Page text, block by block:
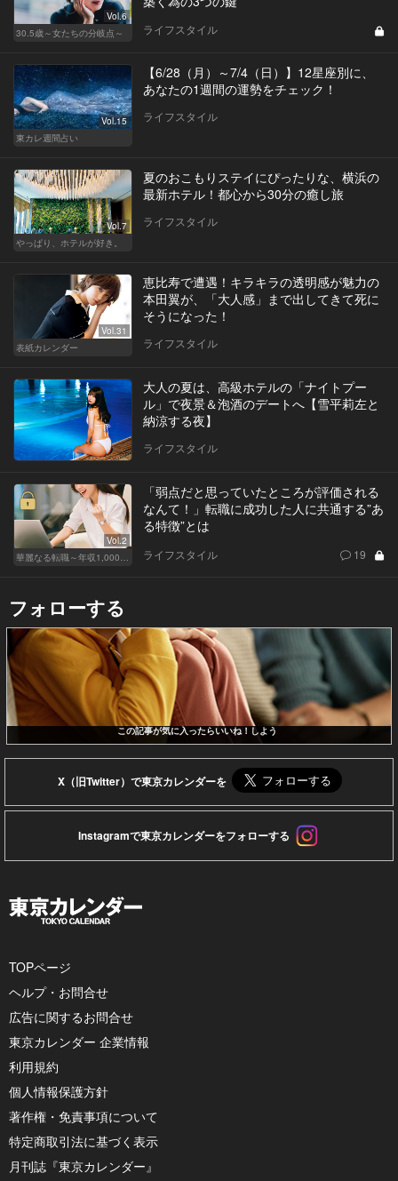
Vol.6
30.5歳～女たちの分岐点～
ライフスタイル
Vol.15
東カレ週間占い
【6/28（月）～7/4（日）】12星座別に、
あなたの1週間の運勢をチェック！
ライフスタイル
Vol.7
やっぱり、ホテルが好き。
夏のおこもりステイにぴったりな、横浜の
最新ホテル！都心から30分の癒し旅
ライフスタイル
Vol.31
表紙カレンダー
恵比寿で遭遇！キラキラの透明感が魅力の
本田翼が、「大人感」まで出してきて死に
そうになった！
ライフスタイル
大人の夏は、高級ホテルの「ナイトプー
ル」で夜景＆泡酒のデートへ【雪平莉左と
納涼する夜】
ライフスタイル
Vol.2
「弱点だと思っていたところが評価される
なんて！」転職に成功した人に共通する”あ
る特徴”とは
ライフスタイル 19
フォローする
この記事が気に入ったらいいね！しよう
X（旧Twitter）で東京カレンダーを
Instagramで東京カレンダーをフォローする
TOPページ
ヘルプ・お問合せ
広告に関するお問合せ
東京カレンダー 企業情報
利用規約
個人情報保護方針
著作権・免責事項について
特定商取引法に基づく表示
月刊誌『東京カレンダー』